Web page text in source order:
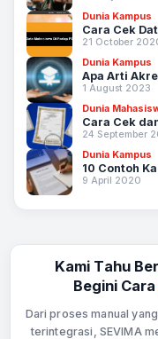
Dunia Kampus
Cara Cek
[Update]
21 October
Dunia Kampus
Apa Arti
Baik dan
1 August 2023
Dunia
Cara Cek
SMK
24 September
Dunia Kampus
10 Contoh
Benar
9 April 2020
Kami Tahu
Begini Cara
Dari proses manual
terintegrasi, SEVIMA